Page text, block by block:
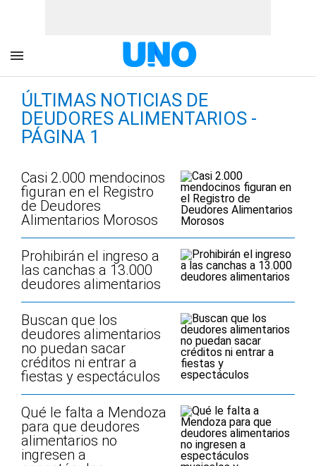
ÚLTIMAS NOTICIAS DE
DEUDORES ALIMENTARIOS -
PÁGINA 1
Casi 2.000 mendocinos
figuran en el Registro
de Deudores
Alimentarios Morosos
Prohibirán el ingreso a
las canchas a 13.000
deudores alimentarios
Buscan que los
deudores alimentarios
no puedan sacar
créditos ni entrar a
fiestas y espectáculos
Qué le falta a Mendoza
para que deudores
alimentarios no
ingresen a